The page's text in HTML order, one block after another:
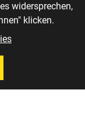
widersprechen,
klicken.